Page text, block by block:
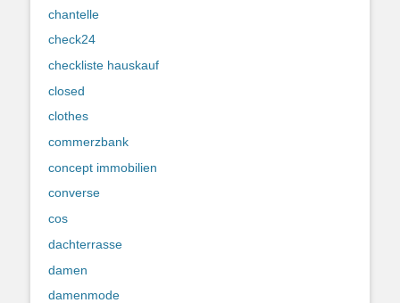
chantelle
check24
checkliste hauskauf
closed
clothes
commerzbank
concept immobilien
converse
cos
dachterrasse
damen
damenmode